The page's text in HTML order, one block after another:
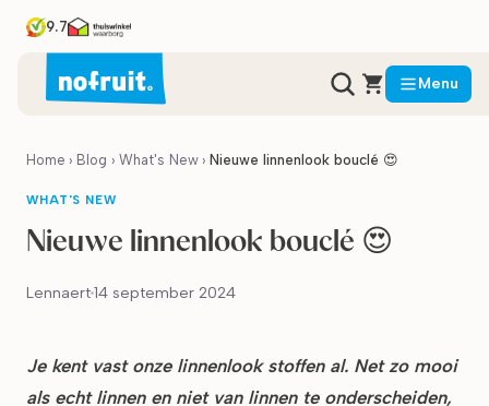
9.7
Menu
Home › Blog › What's New › Nieuwe linnenlook bouclé 😍
WHAT'S NEW
Nieuwe linnenlook bouclé 😍
Lennaert14 september 2024
Je kent vast onze linnenlook stoffen al. Net zo mooi
als echt linnen en niet van linnen te onderscheiden,